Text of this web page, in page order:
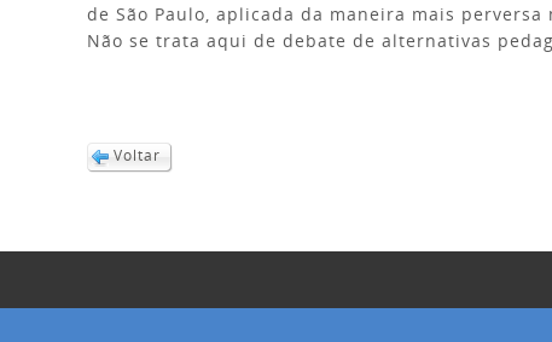
de São Paulo, aplicada da maneira mais
Não se trata aqui de debate de alternativas
Voltar